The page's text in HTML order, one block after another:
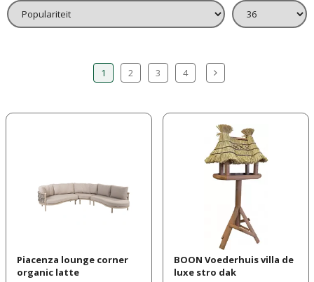
1 2 3 4
Piacenza lounge corner
organic latte
BOON Voederhuis villa de
luxe stro dak